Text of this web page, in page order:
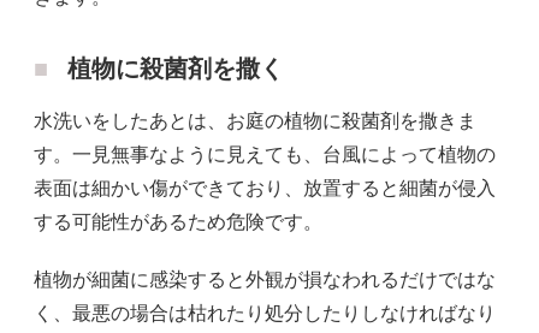
植物に殺菌剤を撒く
水洗いをしたあとは、お庭の植物に殺菌剤を撒きま
す。一見無事なように見えても、台風によって植物の
表面は細かい傷ができており、放置すると細菌が侵入
する可能性があるため危険です。
植物が細菌に感染すると外観が損なわれるだけではな
く、最悪の場合は枯れたり処分したりしなければなり